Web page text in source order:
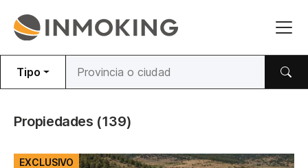
Tipo
Propiedades (139)
EXCLUSIVO